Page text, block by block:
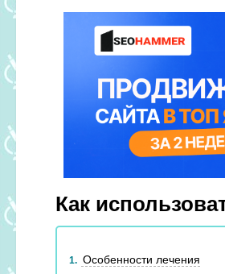
Как
1
Особенности лечения